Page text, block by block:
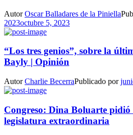
AutorOscar Balladares de la Piniella
2023octubre 5, 2023
“Los tres genios”, sobre la
Bayly | Opinión
AutorCharlie BecerraPublicado por
Congreso: Dina Boluarte pidió
legislatura extraordinaria